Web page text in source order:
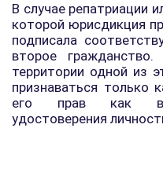
В случае репатриации
которой юрисдикция
подписала
второе
территории одной из
признаваться только
его прав как
удостоверения